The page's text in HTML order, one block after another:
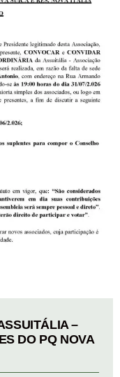
–
DO PQ NOVA